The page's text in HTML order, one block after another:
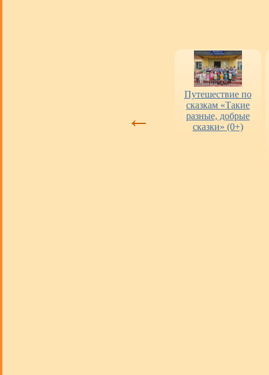
←
Путешествие по
сказкам «Такие
разные, добрые
сказки» (0+)